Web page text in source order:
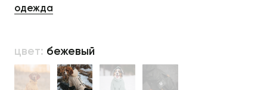
одежда
цвет: бежевый